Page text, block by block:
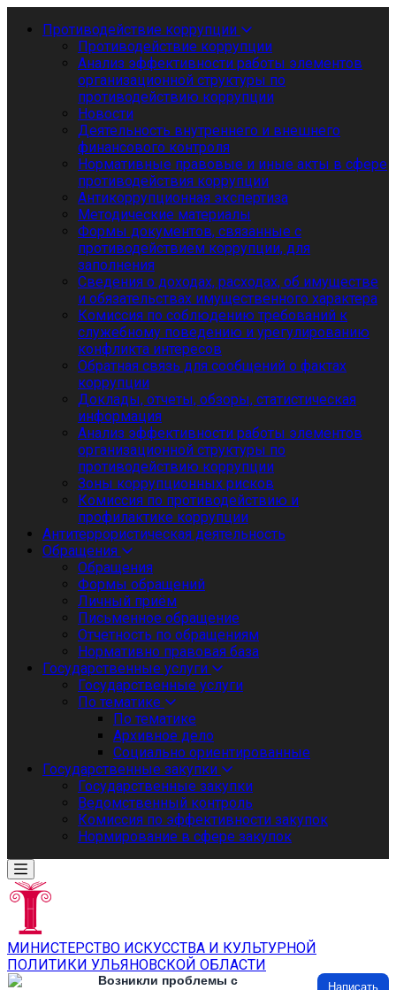
Противодействие коррупции
Противодействие коррупции
Анализ эффективности работы элементов
организационной структуры по
противодействию коррупции
Новости
Деятельность внутреннего и внешнего
финансового контроля
Нормативные правовые и иные акты в сфере
противодействия коррупции
Антикоррупционная экспертиза
Методические материалы
Формы документов, связанные с
противодействием коррупции, для
заполнения
Сведения о доходах, расходах, об имуществе
и обязательствах имущественного характера
Комиссия по соблюдению требований к
служебному поведению и урегулированию
конфликта интересов
Обратная связь для сообщений о фактах
коррупции
Доклады, отчеты, обзоры, статистическая
информация
Анализ эффективности работы элементов
организационной структуры по
противодействию коррупции
Зоны коррупционных рисков
Комиссия по противодействию и
профилактике коррупции
Антитеррористическая деятельность
Обращения
Обращения
Формы обращений
Личный приём
Письменное обращение
Отчетность по обращениям
Нормативно правовая база
Государственные услуги
Государственные услуги
По тематике
По тематике
Архивное дело
Социально ориентированные
Государственные закупки
Государственные закупки
Ведомственный контроль
Комиссия по эффективности закупок
Нормирование в сфере закупок
МИНИСТЕРСТВО ИСКУССТВА И КУЛЬТУРНОЙ
ПОЛИТИКИ УЛЬЯНОВСКОЙ ОБЛАСТИ
Возникли проблемы с
Написать